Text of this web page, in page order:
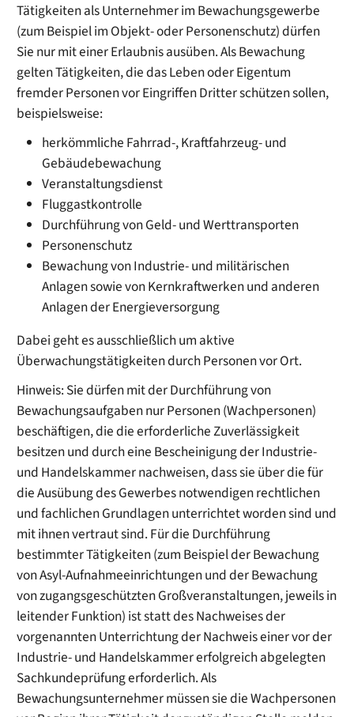
Tätigkeiten als Unternehmer im Bewachungsgewerbe
(zum Beispiel im Objekt- oder Personenschutz) dürfen
Sie nur mit einer Erlaubnis ausüben. Als Bewachung
gelten Tätigkeiten, die das Leben oder Eigentum
fremder Personen vor Eingriffen Dritter schützen sollen,
beispielsweise:
herkömmliche Fahrrad-, Kraftfahrzeug- und
Gebäudebewachung
Veranstaltungsdienst
Fluggastkontrolle
Durchführung von Geld- und Werttransporten
Personenschutz
Bewachung von Industrie- und militärischen
Anlagen sowie von Kernkraftwerken und anderen
Anlagen der Energieversorgung
Dabei geht es ausschließlich um aktive
Überwachungstätigkeiten durch Personen vor Ort.
Hinweis: Sie dürfen mit der Durchführung von
Bewachungsaufgaben nur Personen (Wachpersonen)
beschäftigen, die die erforderliche Zuverlässigkeit
besitzen und durch eine Bescheinigung der Industrie-
und Handelskammer nachweisen, dass sie über die für
die Ausübung des Gewerbes notwendigen rechtlichen
und fachlichen Grundlagen unterrichtet worden sind und
mit ihnen vertraut sind. Für die Durchführung
bestimmter Tätigkeiten (zum Beispiel der Bewachung
von Asyl-Aufnahmeeinrichtungen und der Bewachung
von zugangsgeschützten Großveranstaltungen, jeweils in
leitender Funktion) ist statt des Nachweises der
vorgenannten Unterrichtung der Nachweis einer vor der
Industrie- und Handelskammer erfolgreich abgelegten
Sachkundeprüfung erforderlich.Als
Bewachungsunternehmer müssen sie die Wachpersonen